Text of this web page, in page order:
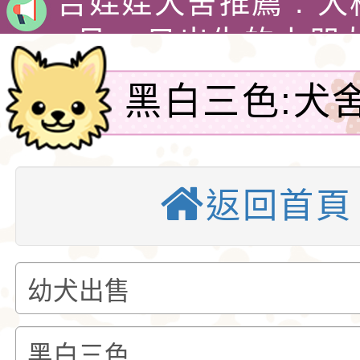
娃犬舍
4月30日出生的小朋
吉娃娃有堅韌的意志
警惕，動作迅速，以
格和嬌小的體型廣受
愛。吉娃娃犬犬不
小型玩具犬，同時
犬的狩獵與防範本能
似梗類犬的氣質。
1890年，墨西哥總
娃娃藏在花束裡，送
后阿德麗娜‧芭蒂
Patti），後者對外
娃娃成為家喻戶曉的
吉娃娃專賣店 : 大楊
犬舍 。
吉娃娃犬舍推薦 :
4月30日出生的小朋
吉娃娃有堅韌的意志
警惕，動作迅速，以
格和嬌小的體型廣受
1890年，墨西哥總
娃娃藏在花束裡，送
黑白三色:犬
犬沒有對外
務。-吉娃娃
返回首頁